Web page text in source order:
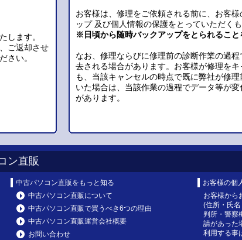
します。
ご返却させ
さい。
お客様は、修理をご依頼される前に、お客
ップ 及び個人情報の保護をとっていただくも
※日頃から随時バックアップをとられること
なお、修理ならびに修理前の診断作業の過
去される場合があります。お客様が修理を
も、当該キャンセルの時点で既に弊社が修
いた場合は、当該作業の過程でデータ等が
があります。
ン直販
中古パソコン直販をもっと知る
中古パソコン直販について
中古パソコン直販で買うべき6つの理由
中古パソコン直販運営会社概要
お問い合わせ
お客様の個
お客様から
(住所・氏
判所・警察
請があった
利用する事